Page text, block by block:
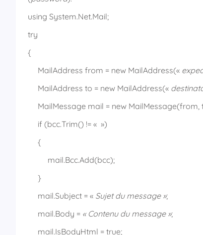
using System.Net.Mail;
try
{
MailAddress from = new MailAddress(«
MailAddress to = new MailAddress(«
MailMessage mail = new MailMessage(from,
if (bcc.Trim() != « »)
{
mail.Bcc.Add(bcc);
}
mail.Subject = « Sujet du message »;
mail.Body = « Contenu du message »;
mail.IsBodyHtml = true;